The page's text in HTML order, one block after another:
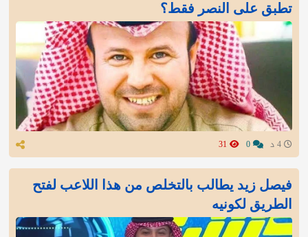
تطبق على النصر فقط؟
فيصل زيد يطالب بالتخلص من هذا اللاعب لفتح
الطريق لكونيه